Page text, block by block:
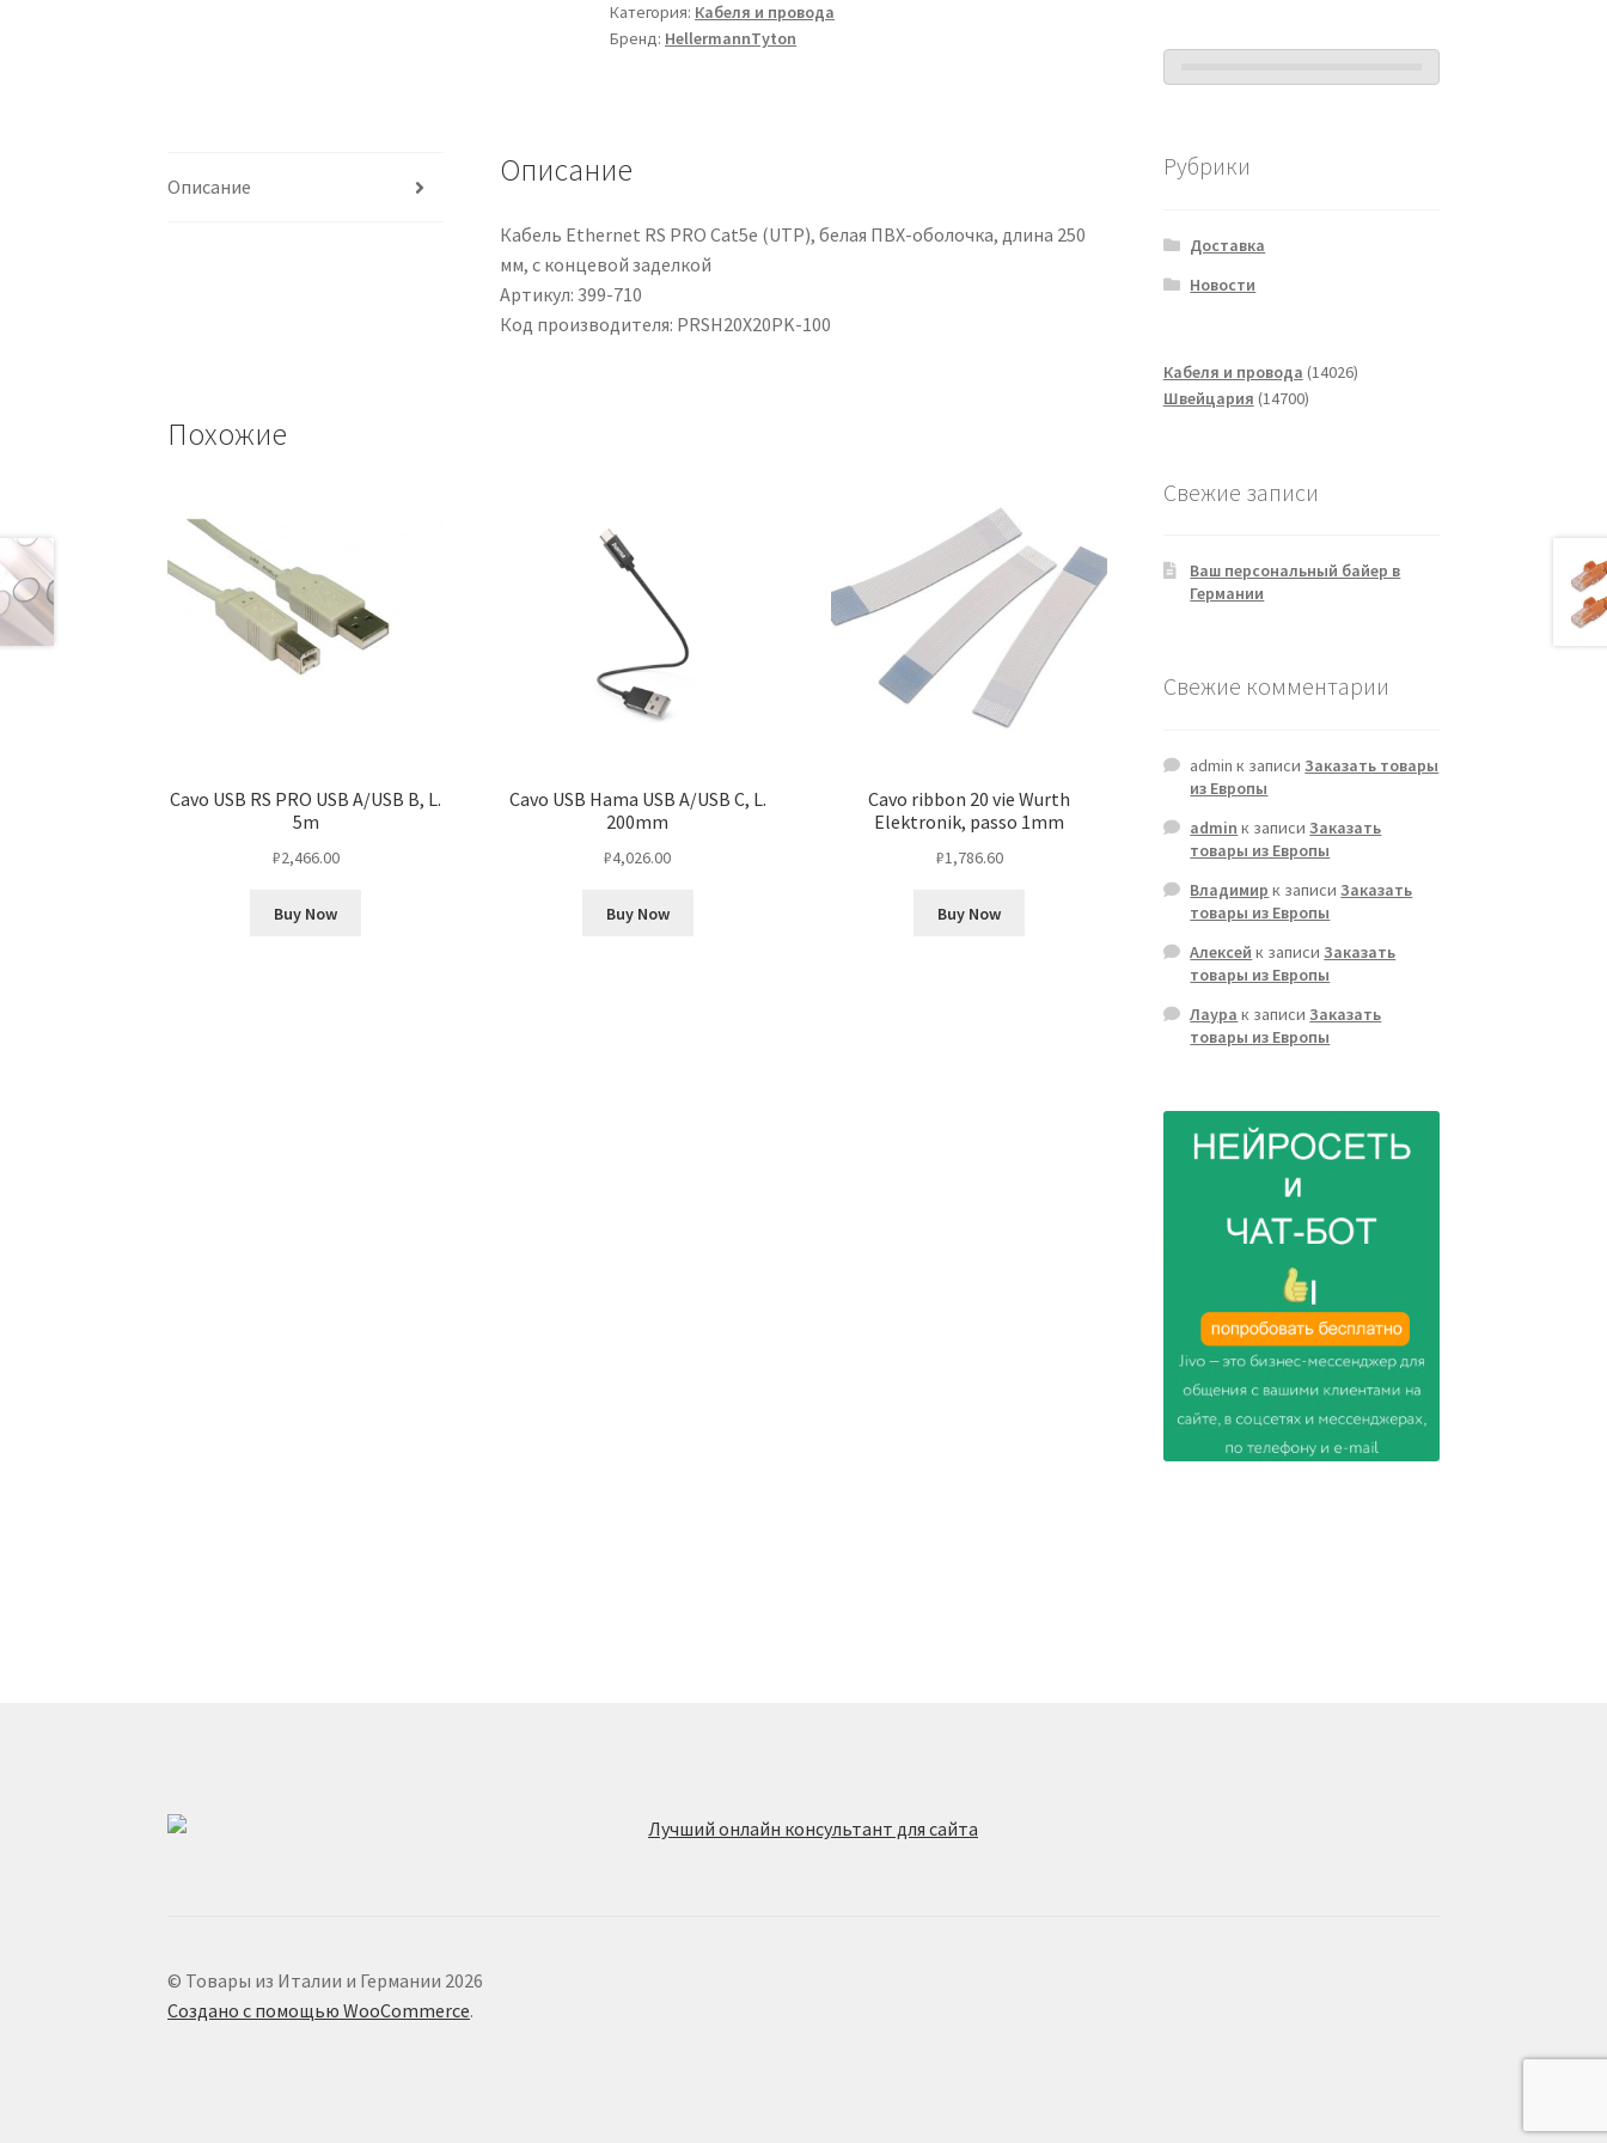
HellermannTyton
in
L.
Rosa,
espandibile
Категория: Кабеля и провода
Бренд: HellermannTyton
Описание Описание
Кабель Ethernet RS PRO Cat5e (UTP), белая ПВХ-оболочка, длина 250
мм, с концевой заделкой
Артикул: 399-710
Код производителя: PRSH20X20PK-100
Похожие
Cavo USB RS PRO USB A/USB B, L.
5m
₽2,466.00
Buy Now
Cavo USB Hama USB A/USB C, L.
200mm
₽4,026.00
Buy Now
Cavo ribbon 20 vie Wurth
Elektronik, passo 1mm
₽1,786.60
Buy Now
Рубрики
Доставка
Новости
Кабеля и провода 1402614026
Швейцария 1470014700
Свежие записи
Ваш персональный байер в
Германии
Свежие комментарии
admin к записиЗаказать товары
из Европы
admin к записиЗаказать
товары из Европы
Владимир к записиЗаказать
товары из Европы
Алексей к записиЗаказать
товары из Европы
Лаура к записиЗаказать
товары из Европы
© Товары из Италии и Германии 2026
Создано с помощью WooCommerce.